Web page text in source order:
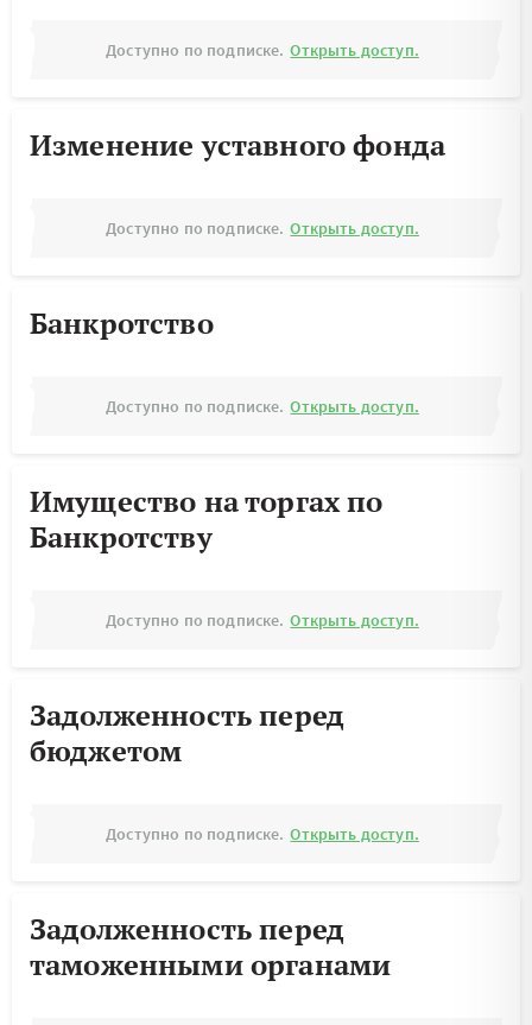
Доступно по подписке. Открыть доступ.
Изменение уставного фонда
Доступно по подписке. Открыть доступ.
Банкротство
Доступно по подписке. Открыть доступ.
Имущество на торгах по
Банкротству
Доступно по подписке. Открыть доступ.
Задолженность перед
бюджетом
Доступно по подписке. Открыть доступ.
Задолженность перед
таможенными органами